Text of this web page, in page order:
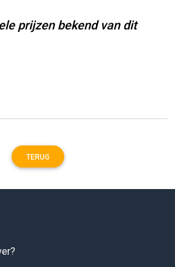
prijzen bekend van dit
TERUG